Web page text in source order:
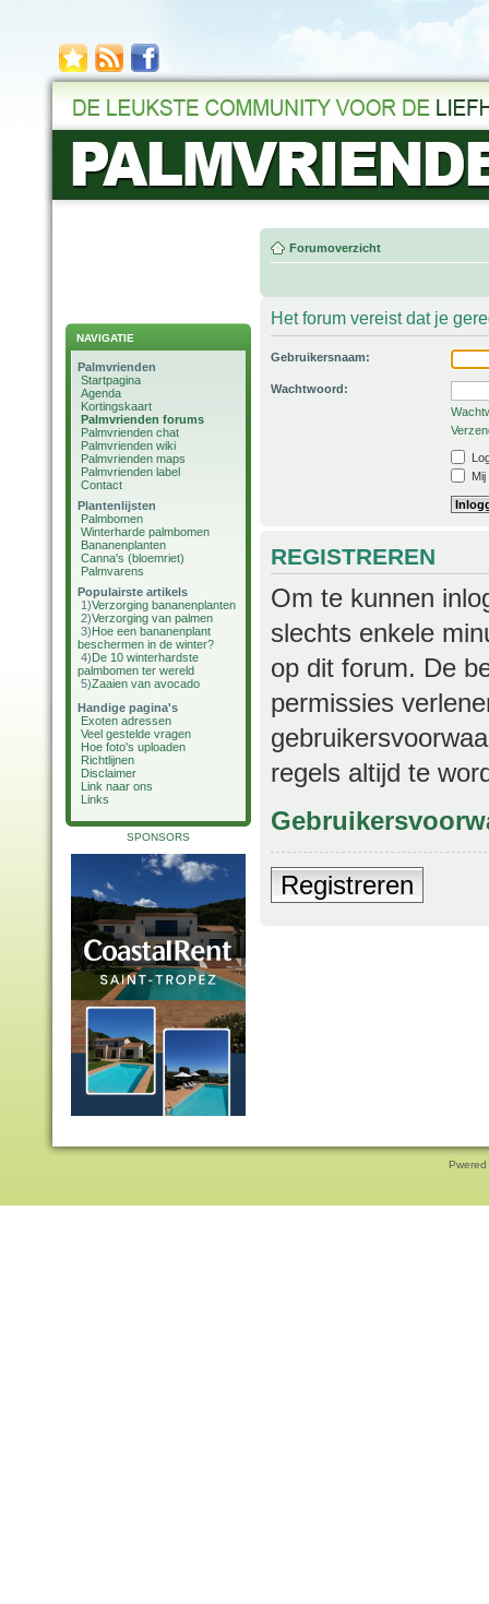
NAVIGATIE
Palmvrienden
Startpagina
Agenda
Kortingskaart
Palmvrienden forums
Palmvrienden chat
Palmvrienden wiki
Palmvrienden maps
Palmvrienden label
Contact
Plantenlijsten
Palmbomen
Winterharde palmbomen
Bananenplanten
Canna's (bloemriet)
Palmvarens
Populairste artikels
1)Verzorging bananenplanten
2)Verzorging van palmen
3)Hoe een bananenplant
beschermen in de winter?
4)De 10 winterhardste
palmbomen ter wereld
5)Zaaien van avocado
Handige pagina's
Exoten adressen
Veel gestelde vragen
Hoe foto's uploaden
Richtlijnen
Disclaimer
Link naar ons
Links
SPONSORS
Forumoverzicht
Het forum vereist dat je
Gebruikersnaam:
Wachtwoord:
REGISTREREN
Om te kunnen
slechts enkele
op dit forum. De
permissies
regels altijd te
Registreren